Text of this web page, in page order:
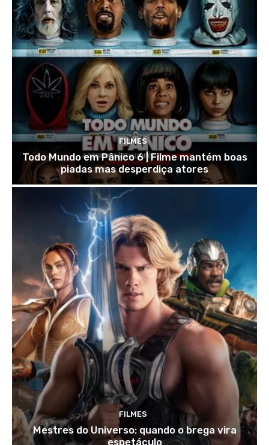
FILMES
Todo Mundo em Pânico 6 | Filme mantém boas
piadas mas desperdiça atores
FILMES
Mestres do Universo: quando o brega vira
espetáculo